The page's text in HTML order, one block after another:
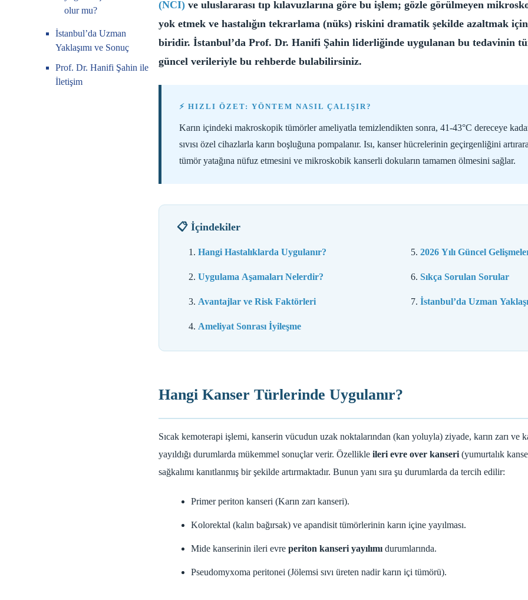
olur mu?
İstanbul’da Uzman
Yaklaşımı ve Sonuç
Prof. Dr. Hanifi Şahin ile
İletişim
(NCI)ve uluslararası tıp kılavuzlarına göre bu işlem; gözle görülmeyen
yok etmek ve hastalığın tekrarlama (nüks) riskini dramatik şekilde azaltmak
biridir. İstanbul’da Prof. Dr. Hanifi Şahin liderliğinde uygulanan bu tedavinin
güncel verileriyle bu rehberde bulabilirsiniz.
⚡ HIZLI ÖZET: YÖNTEM NASIL ÇALIŞIR?
Karın içindeki makroskopik tümörler ameliyatla temizlendikten sonra, 41-43°C dereceye kadar
sıvısı özel cihazlarla karın boşluğuna pompalanır. Isı, kanser hücrelerinin geçirgenliğini
tümör yatağına nüfuz etmesini ve mikroskobik kanserli dokuların tamamen ölmesini sağlar.
📋 İçindekiler
Hangi Hastalıklarda Uygulanır?
Uygulama Aşamaları Nelerdir?
Avantajlar ve Risk Faktörleri
Ameliyat Sonrası İyileşme
2026 Yılı Güncel
Sıkça Sorulan Sorular
İstanbul’da Uzman
Hangi Kanser Türlerinde Uygulanır?
Sıcak kemoterapi işlemi, kanserin vücudun uzak noktalarından (kan yoluyla) ziyade, karın zarı ve
yayıldığı durumlarda mükemmel sonuçlar verir. Özellikle ileri evre over kanseri(yumurtalık
sağkalımı kanıtlanmış bir şekilde artırmaktadır. Bunun yanı sıra şu durumlarda da tercih edilir:
Primer periton kanseri (Karın zarı kanseri).
Kolorektal (kalın bağırsak) ve apandisit tümörlerinin karın içine yayılması.
Mide kanserinin ileri evre periton kanseri yayılımıdurumlarında.
Pseudomyxoma peritonei (Jölemsi sıvı üreten nadir karın içi tümörü).